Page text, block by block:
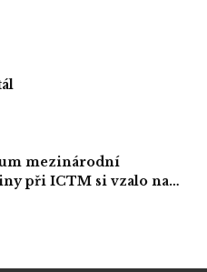
mezinárodní
při ICTM si vzalo na…